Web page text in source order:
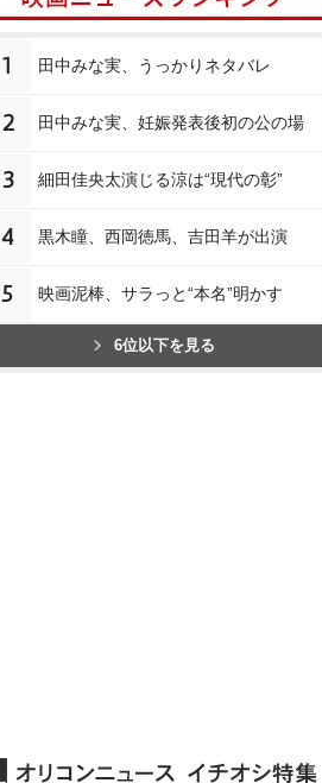
1 田中みな実、うっかりネタバレ
2 田中みな実、妊娠発表後初の公の場
3 細田佳央太演じる涼は“現代の彰”
4 黒木瞳、西岡徳馬、吉田羊が出演
5 映画泥棒、サラっと“本名”明かす
6位以下を見る